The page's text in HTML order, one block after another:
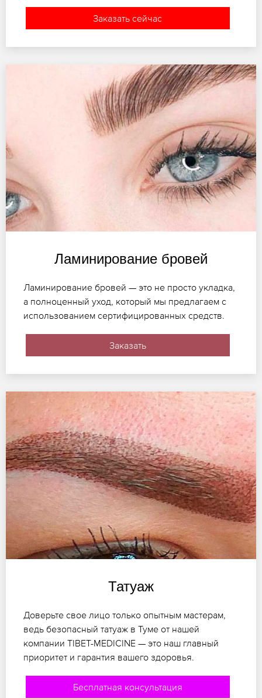
Заказать сейчас
Ламинирование бровей
Ламинирование бровей — это не просто укладка,
а полноценный уход, который мы предлагаем с
использованием сертифицированных средств.
Заказать
Татуаж
Доверьте свое лицо только опытным мастерам,
ведь безопасный татуаж в Туме от нашей
компании TIBET-MEDICINE — это наш главный
приоритет и гарантия вашего здоровья.
Бесплатная консультация